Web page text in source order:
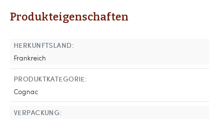
Produkteigenschaften
HERKUNFTSLAND:
Frankreich
PRODUKTKATEGORIE:
Cognac
VERPACKUNG: